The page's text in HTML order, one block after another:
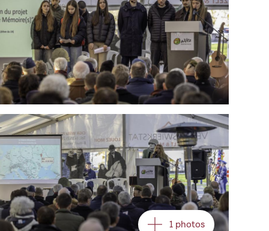
image in gallery
1 photos